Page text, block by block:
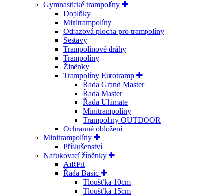
Gymnastické trampolíny
Doplňky
Minitrampolíny
Odrazová plocha pro trampolíny
Sestavy
Trampolínové dráhy
Trampolíny
Žíněnky
Trampolíny Eurotramp
Řada Grand Master
Řada Master
Řada Ultimate
Minitrampolíny
Trampolíny OUTDOOR
Ochranné obložení
Minitrampolíny
Příslušenství
Nafukovací žíněnky
AiRPit
Řada Basic
Tloušťka 10cm
Tloušťka 15cm